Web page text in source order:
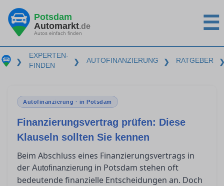
Potsdam
Automarkt.de
Autos einfach finden ☰
❯
EXPERTEN-
FINDEN
❯ AUTOFINANZIERUNG ❯ RATGEBER
Autofinanzierung · in Potsdam
Finanzierungsvertrag prüfen: Diese
Klauseln sollten Sie kennen
Beim Abschluss eines Finanzierungsvertrags in
der Autofinanzierung in Potsdam stehen oft
bedeutende finanzielle Entscheidungen an. Doch